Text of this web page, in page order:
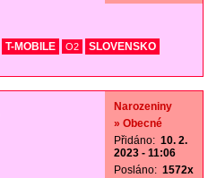
T-MOBILE O2
SLOVENSKO
Narozeniny
» Obecné
Přidáno: 10. 2.
2023 - 11:06
Posláno: 1572x